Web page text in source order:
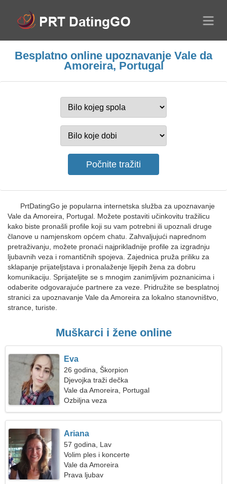
Besplatno online upoznavanje Vale da
Amoreira, Portugal
PrtDatingGo je popularna internetska služba za upoznavanje
Vale da Amoreira, Portugal. Možete postaviti učinkovitu tražilicu
kako biste pronašli profile koji su vam potrebni ili upoznali druge
članove u namjenskom općem chatu. Zahvaljujući naprednom
pretraživanju, možete pronaći najprikladnije profile za izgradnju
ljubavnih veza i romantičnih spojeva. Zajednica pruža priliku za
sklapanje prijateljstava i pronalaženje lijepih žena za dobru
komunikaciju. Sprijateljite se s mnogim zanimljivim poznanicima i
odaberite odgovarajuće partnere za veze. Pridružite se besplatnoj
stranici za upoznavanje Vale da Amoreira za lokalno stanovništvo,
strance, turiste.
Muškarci i žene online
Eva
26 godina, Škorpion
Djevojka traži dečka
Vale da Amoreira, Portugal
Ozbiljna veza
Ariana
57 godina, Lav
Volim ples i koncerte
Vale da Amoreira
Prava ljubav